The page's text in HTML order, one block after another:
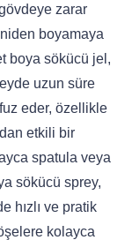
zarar
boyamaya
boya sökücü jel,
uzun süre
eder, özellikle
etkili bir
spatula veya
sökücü sprey,
hızlı ve pratik
kolayca